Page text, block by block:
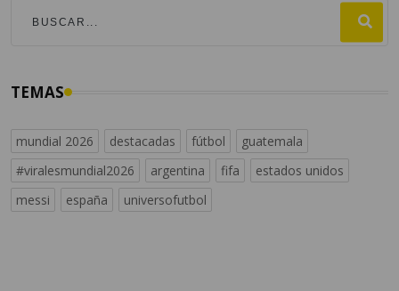
TEMAS
mundial 2026 destacadas fútbol
guatemala
#viralesmundial2026
argentina fifa
estados unidos
messi
españa universofutbol